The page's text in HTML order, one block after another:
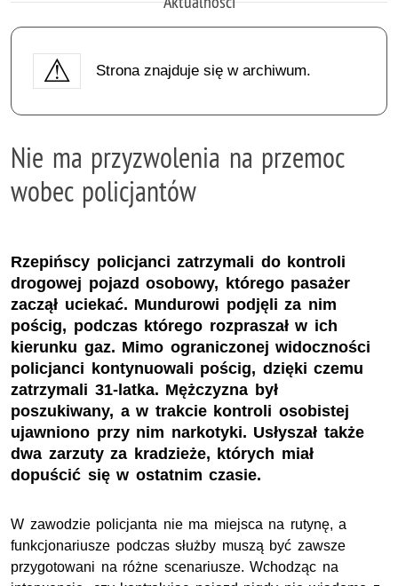
Strona znajduje się w archiwum.
Nie ma przyzwolenia na przemoc
wobec policjantów
Rzepińscy policjanci zatrzymali do kontroli
drogowej pojazd osobowy, którego pasażer
zaczął uciekać. Mundurowi podjęli za nim
pościg, podczas którego rozpraszał w ich
kierunku gaz. Mimo ograniczonej widoczności
policjanci kontynuowali pościg, dzięki czemu
zatrzymali 31-latka. Mężczyzna był
poszukiwany, a w trakcie kontroli osobistej
ujawniono przy nim narkotyki. Usłyszał także
dwa zarzuty za kradzieże, których miał
dopuścić się w ostatnim czasie.
W zawodzie policjanta nie ma miejsca na rutynę, a
funkcjonariusze podczas służby muszą być zawsze
przygotowani na różne scenariusze. Wchodząc na